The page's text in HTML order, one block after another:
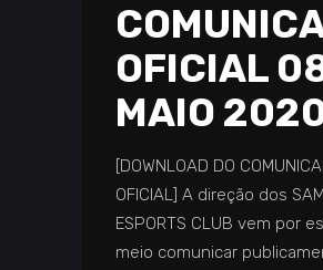
OFICIAL
MAIO
[DOWNLOAD DO
OFICIAL] A direção dos
ESPORTS CLUB vem por
meio comunicar